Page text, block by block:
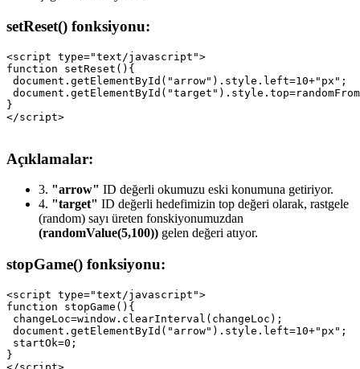
setReset() fonksiyonu:
<script type="text/javascript">
function setReset(){
document.getElementById("arrow").style.left=10+"px";
}
Açıklamalar:
3. "arrow" ID değerli okumuzu eski konumuna getiriyor.
4. "target" ID değerli hedefimizin top değeri olarak, rastgele
(random) sayı üreten fonskiyonumuzdan
(randomValue(5,100)) gelen değeri atıyor.
stopGame() fonksiyonu:
<script type="text/javascript">
function stopGame(){
changeLoc=window.clearInterval(changeLoc);
document.getElementById("arrow").style.left=10+"px";
startOk=0;
}